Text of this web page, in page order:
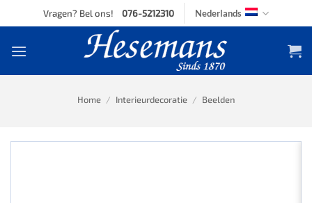
to
Vragen? Bel ons! 076-5212310 Nederlands
Home / Interieurdecoratie / Beelden